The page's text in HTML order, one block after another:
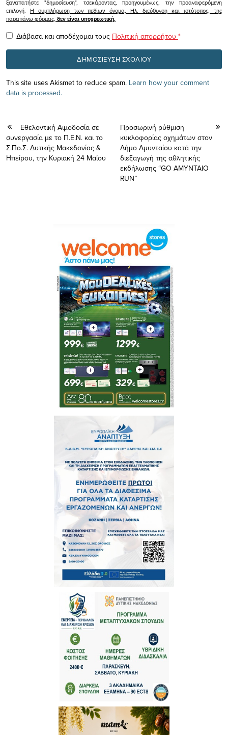
ξαναπατήστε "δημοσίευση", τσεκάροντας, προηγουμένως, την προαναφερόμενη
επιλογή.Η συμπλήρωση των πεδίων όνομα, Ηλ. διεύθυνση και ιστότοπος, της
παραπάνω φόρμας, δεν είναι υποχρεωτική.
Διάβασα και αποδέχομαι τους Πολιτική απορρήτου *
This site uses Akismet to reduce spam. Learn how your comment
data is processed.
Εθελοντική Αιμοδοσία σε
συνεργασία με το Π.Ε.Ν. και το
Σ.Πο.Σ. Δυτικής Μακεδονίας &
Ηπείρου, την Κυριακή 24 Μαΐου
Προσωρινή ρύθμιση
κυκλοφορίας οχημάτων στον
Δήμο Αμυνταίου κατά την
διεξαγωγή της αθλητικής
εκδήλωσης “GO AMYNTAIO
RUN”